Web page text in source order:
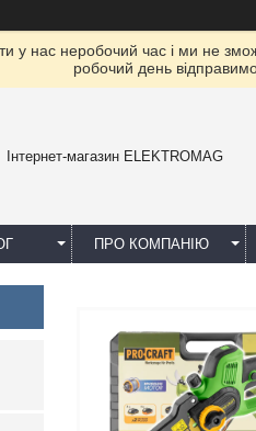
у нас неробочий час і ми не
робочий день
Інтернет-магазин ELEKTROMAG
ПРО КОМПАНІЮ